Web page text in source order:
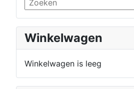
Winkelwagen
Winkelwagen is leeg